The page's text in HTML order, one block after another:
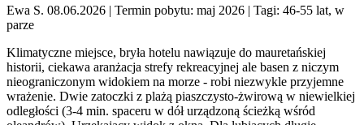
Ewa S. 08.06.2026 | Termin pobytu: maj 2026 | Tagi: 46-55 lat, w
parze
Klimatyczne miejsce, bryła hotelu nawiązuje do mauretańskiej
historii, ciekawa aranżacja strefy rekreacyjnej ale basen z niczym
nieograniczonym widokiem na morze - robi niezwykle przyjemne
wrażenie. Dwie zatoczki z plażą piaszczysto-żwirową w niewielkiej
odległości (3-4 min. spaceru w dół urządzoną ścieżką wśród